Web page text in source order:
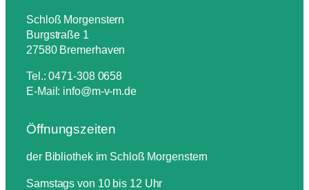
Schloß Morgenstern
Burgstraße 1
27580 Bremerhaven
Tel.: 0471-308 0658
E-Mail: info@m-v-m.de
Öffnungszeiten
der Bibliothek im Schloß Morgenstern
Samstags von 10 bis 12 Uhr